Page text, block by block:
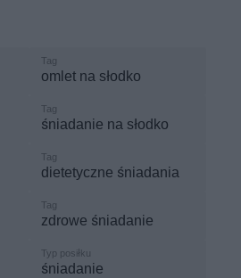
omlet na słodko
śniadanie na słodko
dietetyczne śniadania
zdrowe śniadanie
śniadanie